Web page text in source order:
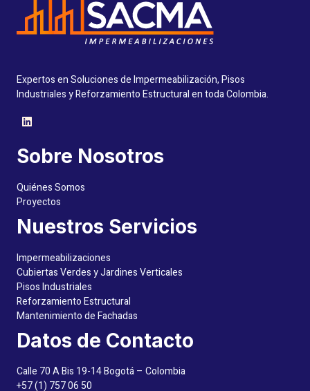
Expertos en Soluciones de Impermeabilización, Pisos
Industriales y Reforzamiento Estructural en toda Colombia.
Sobre Nosotros
Quiénes Somos
Proyectos
Nuestros Servicios
Impermeabilizaciones
Cubiertas Verdes y Jardines Verticales
Pisos Industriales
Reforzamiento Estructural
Mantenimiento de Fachadas
Datos de Contacto
Calle 70 A Bis 19-14 Bogotá – Colombia
+57 (1) 757 06 50